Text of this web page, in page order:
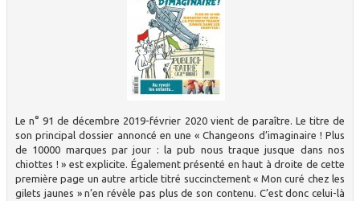
Le n° 91 de décembre 2019-février 2020 vient de paraître. Le titre de
son principal dossier annoncé en une « Changeons d’imaginaire ! Plus
de 10000 marques par jour : la pub nous traque jusque dans nos
chiottes ! » est explicite. Également présenté en haut à droite de cette
première page un autre article titré succinctement « Mon curé chez les
gilets jaunes » n’en révèle pas plus de son contenu. C’est donc celui-là